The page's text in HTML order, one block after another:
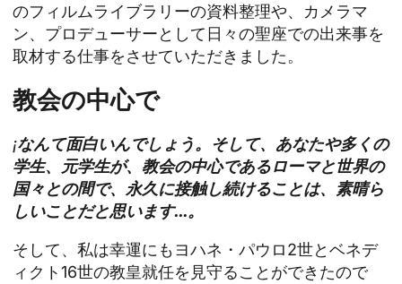
のフィルムライブラリーの資料整理や、カメラマ
ン、プロデューサーとして日々の聖座での出来事を
取材する仕事をさせていただきました。
教会の中心で
¡なんて面白いんでしょう。そして、あなたや多くの
学生、元学生が、教会の中心であるローマと世界の
国々との間で、永久に接触し続けることは、素晴ら
しいことだと思います...。
そして、私は幸運にもヨハネ・パウロ2世とベネデ
ィクト16世の教皇就任を見守ることができたので